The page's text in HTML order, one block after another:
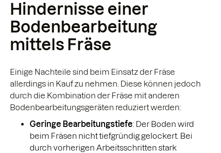
Hindernisse einer
Bodenbearbeitung
mittels Fräse
Einige Nachteile sind beim Einsatz der Fräse
allerdings in Kauf zu nehmen. Diese können jedoch
durch die Kombination der Fräse mit anderen
Bodenbearbeitungsgeräten reduziert werden:
Geringe Bearbeitungstiefe: Der Boden wird
beim Fräsen nicht tiefgründig gelockert. Bei
durch vorherigen Arbeitsschritten stark